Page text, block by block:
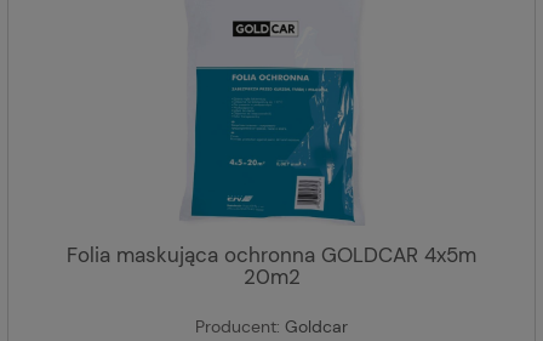
Folia maskująca ochronna GOLDCAR 4x5m
20m2
Producent: Goldcar